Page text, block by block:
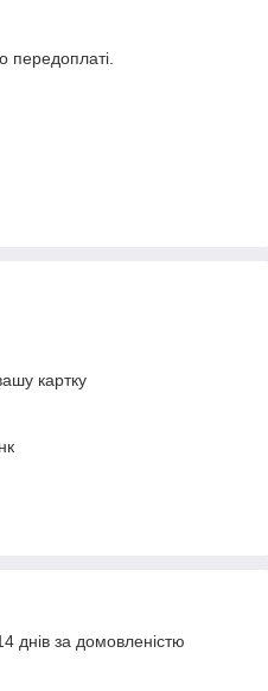
передоплаті.
картку
днів за домовленістю